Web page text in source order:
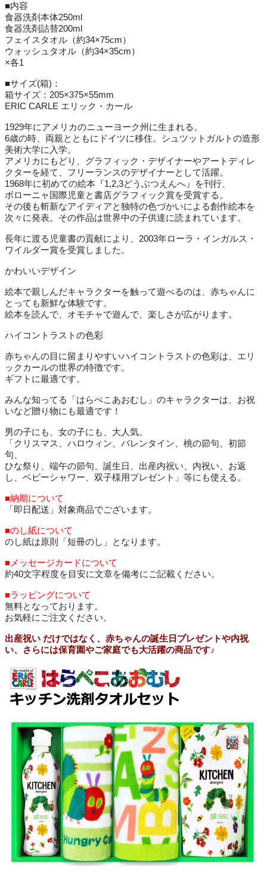
■内容
食器洗剤本体250ml
食器洗剤詰替200ml
フェイスタオル（約34×75cm）
ウォッシュタオル（約34×35cm）
×各1
■サイズ(箱)：
箱サイズ：205×375×55mm
ERIC CARLE エリック・カール
1929年にアメリカのニューヨーク州に生まれる。
6歳の時、両親とともにドイツに移住。シュツットガルトの造形
美術大学に入学。
アメリカにもどり、グラフィック・デザイナーやアートディレ
クターを経て、フリーランスのデザイナーとして活躍。
1968年に初めての絵本『1,2,3どうぶつえんへ』を刊行、
ボローニャ国際児童と書店グラフィック賞を受賞する。
その後も斬新なアイディアと独特の色づかいによる創作絵本を
次々に発表。その作品は世界中の子供達に読まれています。
長年に渡る児童書の貢献により、2003年ローラ・インガルス・
ワイルダー賞を受賞しました。
かわいいデザイン
絵本で親しんだキャラクターを触って遊べるのは、赤ちゃんに
とっても新鮮な体験です。
絵本を読んで、オモチャで遊んで、楽しさが広がります。
ハイコントラストの色彩
赤ちゃんの目に留まりやすいハイコントラストの色彩は、エリ
ックカールの世界の特徴です。
ギフトに最適です。
みんな知ってる「はらぺこあおむし」のキャラクターは、お祝
いなど贈り物にも最適です！
男の子にも、女の子にも、大人気。
「クリスマス、ハロウィン、バレンタイン、桃の節句、初節
句、
ひな祭り、端午の節句、誕生日、出産内祝い、内祝い、お返
し、ベビーシャワー、双子様用プレゼント」等にも使える。
■納期について
「即日配送」対象商品でございます。
■のし紙について
のし紙は原則「短冊のし」となります。
■メッセージカードについて
約40文字程度を目安に文章を備考にご記載ください。
■ラッピングについて
無料となっております。
お気軽にご注文ください。
出産祝い だけではなく、赤ちゃんの誕生日プレゼントや内祝
い、さらには保育園やご家庭でも大活躍の商品です♪